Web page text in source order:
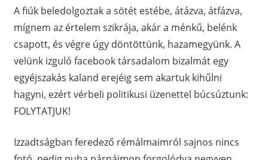
A fiúk beledolgoztak a sötét estébe, átázva, átfázva,
mígnem az értelem szikrája, akár a ménkű, belénk
csapott, és végre úgy döntöttünk, hazamegyünk. A
velünk izguló facebook társadalom bizalmát egy
egyéjszakás kaland erejéig sem akartuk kihűlni
hagyni, ezért vérbeli politikusi üzenettel búcsúztunk:
FOLYTATJUK!
Izzadtságban feredező rémálmaimról sajnos nincs